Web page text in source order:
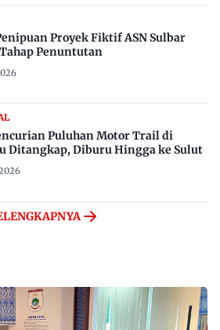
Proyek Fiktif ASN Sulbar
Penuntutan
Puluhan Motor Trail di
Ditangkap, Diburu Hingga ke Sulut